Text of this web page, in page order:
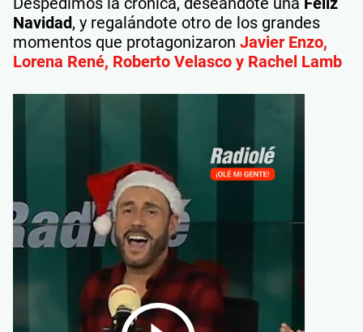
Navidad, y regalándote otro de los grandes
momentos que protagonizaron Javier Enzo,
Lorena René, Roberto Velasco y Rachel Lamb